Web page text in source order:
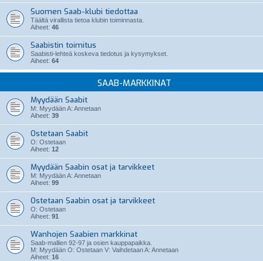
Suomen Saab-klubi tiedottaa
Täältä virallista tietoa klubin toiminnasta.
Aiheet: 46
Saabistin toimitus
Saabisti-lehteä koskeva tiedotus ja kysymykset.
Aiheet: 64
SAAB-MARKKINAT
Myydään Saabit
M: Myydään A: Annetaan
Aiheet: 39
Ostetaan Saabit
O: Ostetaan
Aiheet: 12
Myydään Saabin osat ja tarvikkeet
M: Myydään A: Annetaan
Aiheet: 99
Ostetaan Saabin osat ja tarvikkeet
O: Ostetaan
Aiheet: 91
Wanhojen Saabien markkinat
Saab-mallien 92-97 ja osien kauppapaikka.
M: Myydään O: Ostetaan V: Vaihdetaan A: Annetaan
Aiheet: 16